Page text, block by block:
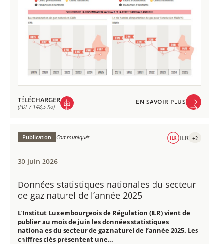
TÉLÉCHARGER
(PDF / 148,5 Ko)
(PDF / 148,5 Ko)
EN SAVOIR PLUS
Publication Communiqués ILR +2
30 juin 2026
Données statistiques nationales du secteur
de gaz naturel de l’année 2025
L’Institut Luxembourgeois de Régulation (ILR) vient de
publier au mois de juin les données statistiques
nationales du secteur de gaz naturel de l’année 2025. Les
chiffres clés présentent une...